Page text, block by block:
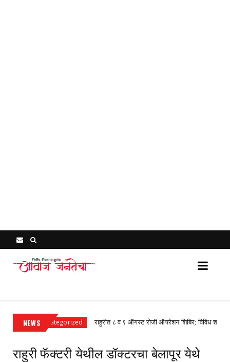
NEWS
Uncategorized राहुरीत ८ व ९ ऑगस्ट रोजी ऑपरेशन शिबिर; विविध
राहुरी फॅक्टरी येथील डॉक्टरचा बेलापूर येथे